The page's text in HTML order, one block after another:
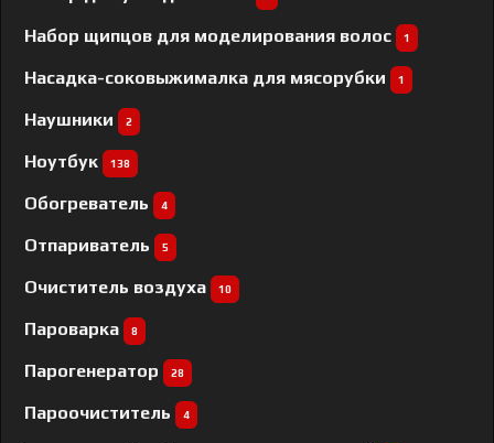
Набор щипцов для моделирования волос 1
Насадка-соковыжималка для мясорубки 1
Наушники 2
Ноутбук 138
Обогреватель 4
Отпариватель 5
Очиститель воздуха 10
Пароварка 8
Парогенератор 28
Пароочиститель 4